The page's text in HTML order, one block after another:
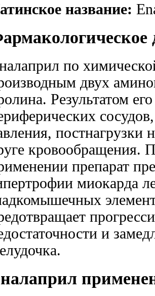
название:
по
двух
Результатом
постнагрузки
кровообращения.
препарат
миокарда
и